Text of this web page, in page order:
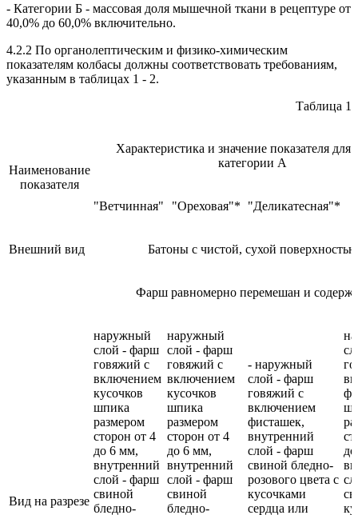
- Категории Б - массовая доля мышечной ткани в рецептуре от
40,0% до 60,0% включительно.
4.2.2 По органолептическим и физико-химическим
показателям колбасы должны соответствовать требованиям,
указанным в таблицах 1 - 2.
Таблица 1
Наименование
показателя
Характеристика и значение показателя для
категории А
"Ветчинная" "Ореховая"* "Деликатесная"*
Внешний вид Батоны с чистой, сухой поверхностью
Вид на разрезе
Фарш равномерно перемешан и
наружный
слой - фарш
говяжий с
включением
кусочков
шпика
размером
сторон от 4
до 6 мм,
внутренний
слой - фарш
свиной
бледно-
наружный
слой - фарш
говяжий с
включением
кусочков
шпика
размером
сторон от 4
до 6 мм,
внутренний
слой - фарш
свиной
бледно-
- наружный
слой - фарш
говяжий с
включением
фисташек,
внутренний
слой - фарш
свиной бледно-
розового цвета с
кусочками
сердца или